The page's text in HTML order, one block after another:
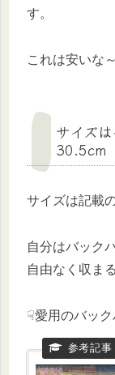
す。
これは安いな
サイズ
30.5cm
サイズは記載
自分はバック
自由なく収ま
☟愛用のバック